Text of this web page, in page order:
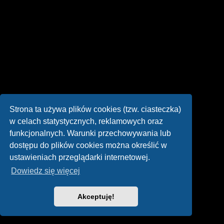
Strona ta używa plików cookies (tzw. ciasteczka)
w celach statystycznych, reklamowych oraz
funkcjonalnych. Warunki przechowywania lub
dostępu do plików cookies można określić w
ustawieniach przeglądarki internetowej.
Dowiedz się więcej
Akceptuję!